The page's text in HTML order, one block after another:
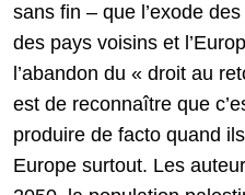
sans fin – que l’exode
des pays voisins et
l’abandon du « droit au
est de reconnaître que
produire de facto quand
Europe surtout. Les